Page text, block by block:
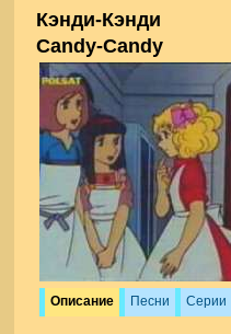
Кэнди-Кэнди
Candy-Candy
Описание Песни Серии